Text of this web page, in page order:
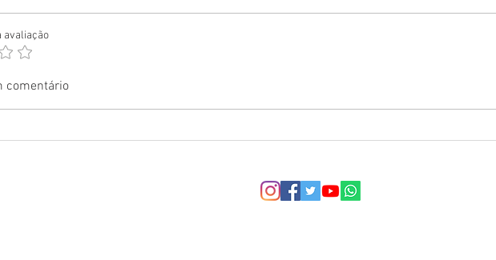
SST Pernambuco:
avaliação
comentário